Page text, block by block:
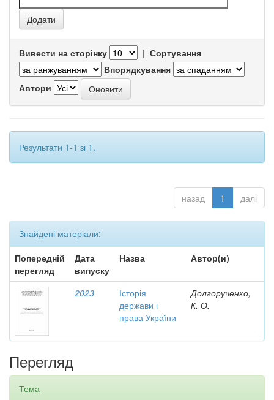
Вивести на сторінку | Сортування
Впорядкування
Автори
Результати 1-1 зі 1.
назад 1 далі
Знайдені матеріали:
Попередній
перегляд
Дата
випуску
Назва Автор(и)
2023
Історія
держави і
права України
Долгорученко,
К. О.
Перегляд
Тема